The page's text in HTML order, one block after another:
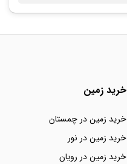
خرید زمین
خرید زمین در چمستان
خرید زمین در نور
خرید زمین در رویان